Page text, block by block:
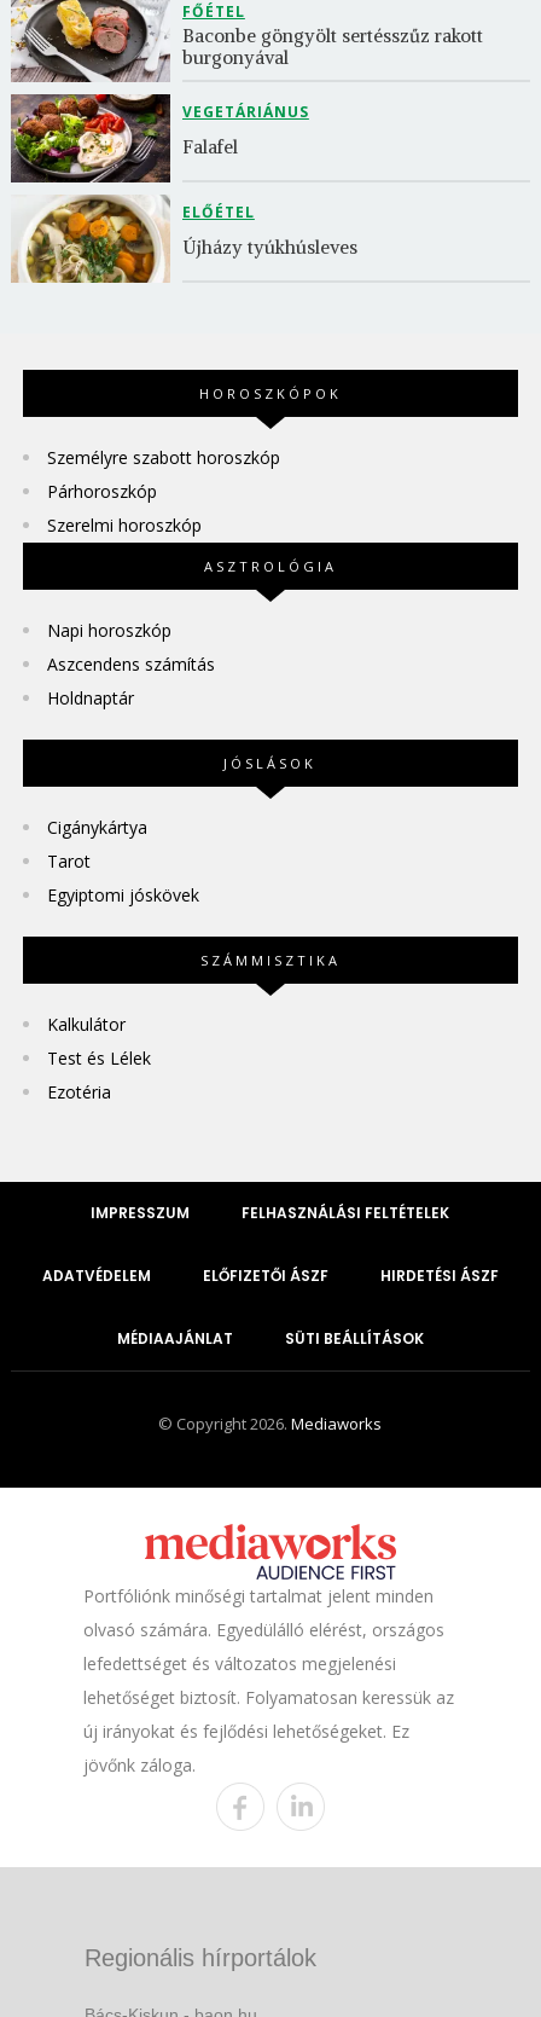
FŐÉTEL
Baconbe göngyölt sertésszűz rakott
burgonyával
VEGETÁRIÁNUS
Falafel
ELŐÉTEL
Újházy tyúkhúsleves
HOROSZKÓPOK
Személyre szabott horoszkóp
Párhoroszkóp
Szerelmi horoszkóp
ASZTROLÓGIA
Napi horoszkóp
Aszcendens számítás
Holdnaptár
JÓSLÁSOK
Cigánykártya
Tarot
Egyiptomi jóskövek
SZÁMMISZTIKA
Kalkulátor
Test és Lélek
Ezotéria
IMPRESSZUM FELHASZNÁLÁSI FELTÉTELEK
ADATVÉDELEM ELŐFIZETŐI ÁSZF HIRDETÉSI ÁSZF
MÉDIAAJÁNLAT SÜTI BEÁLLÍTÁSOK
© Copyright 2026.Mediaworks
Portfóliónk minőségi tartalmat jelent minden
olvasó számára. Egyedülálló elérést, országos
lefedettséget és változatos megjelenési
lehetőséget biztosít. Folyamatosan keressük az
új irányokat és fejlődési lehetőségeket. Ez
jövőnk záloga.
Regionális hírportálok